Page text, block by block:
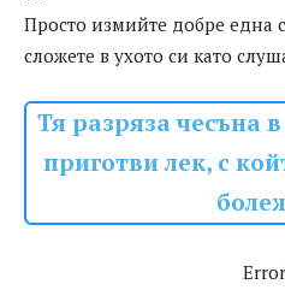
Просто измийте добре една
сложете в ухото си като
Тя разряза чесъна
приготви лек, с